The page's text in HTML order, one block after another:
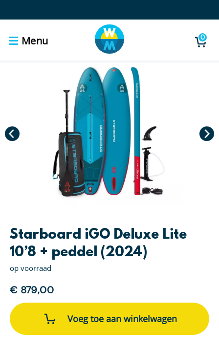
Menu 0
Starboard iGO Deluxe Lite
10’8 + peddel (2024)
op voorraad
€ 879,00
Starboard
iGO
Deluxe
Lite
Voeg toe aan winkelwagen